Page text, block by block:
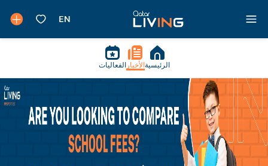
الرئيسية الأخبار الفعاليات